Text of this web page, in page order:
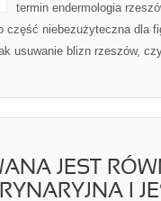
termin endermologia
niebezużyteczna dla
usuwanie blizn rzeszów,
JEST
I